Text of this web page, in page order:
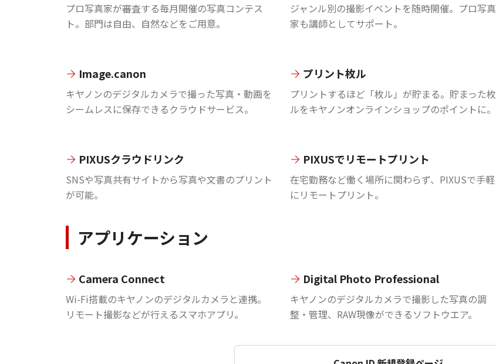
プロ写真家が審査する毎月開催の写真コンテス
ト。部門は自由、自然などをご用意。
ジャンル別の撮影イベントを随時開催。プロ写真
家も講師としてサポート。
Image.canon
キヤノンのデジタルカメラで撮った写真・動画を
シームレスに保存できるクラウドサービス。
プリント枚ル
プリントするほど「枚ル」が貯まる。貯まった枚
ルをキヤノンオンラインショップのポイントに。
PIXUSクラウドリンク
SNSや写真共有サイトから写真や文書のプリント
が可能。
PIXUSでリモートプリント
在宅勤務など働く場所に関わらず、PIXUSで手軽
にリモートプリント。
アプリケーション
Camera Connect
Wi-Fi搭載のキヤノンのデジタルカメラと連携。
リモート撮影などが行えるスマホアプリ。
Digital Photo Professional
キヤノンのデジタルカメラで撮影した写真の調
整・管理、RAW現像ができるソフトウエア。